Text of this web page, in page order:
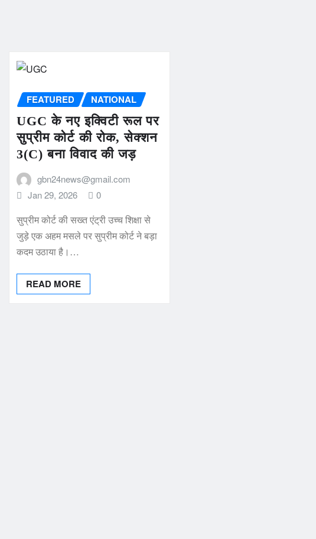
FEATURED NATIONAL
UGC के नए इक्विटी रूल पर
सुप्रीम कोर्ट की रोक, सेक्शन
3(C) बना विवाद की जड़
gbn24news@gmail.com
Jan 29, 2026
0
सुप्रीम कोर्ट की सख्त एंट्री उच्च शिक्षा से
जुड़े एक अहम मसले पर सुप्रीम कोर्ट ने बड़ा
कदम उठाया है।…
READ MORE